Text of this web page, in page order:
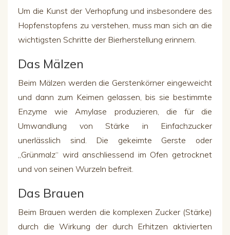
Um die Kunst der Verhopfung und insbesondere des
Hopfenstopfens zu verstehen, muss man sich an die
wichtigsten Schritte der Bierherstellung erinnern.
Das Mälzen
Beim Mälzen werden die Gerstenkörner eingeweicht
und dann zum Keimen gelassen, bis sie bestimmte
Enzyme wie Amylase produzieren, die für die
Umwandlung von Stärke in Einfachzucker
unerlässlich sind. Die gekeimte Gerste oder
„Grünmalz“ wird anschliessend im Ofen getrocknet
und von seinen Wurzeln befreit.
Das Brauen
Beim Brauen werden die komplexen Zucker (Stärke)
durch die Wirkung der durch Erhitzen aktivierten